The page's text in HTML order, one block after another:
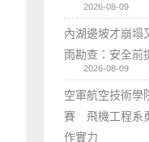
2026-08-09
內湖邊坡才崩
雨勘查：安全前
2026-08-09
空軍航空技術學
賽 飛機工程系
作實力